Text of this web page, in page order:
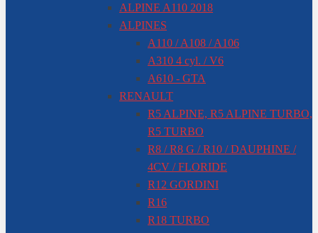
ALPINE A110 2018
ALPINES
A110 / A108 / A106
A310 4 cyl. / V6
A610 - GTA
RENAULT
R5 ALPINE, R5 ALPINE TURBO,
R5 TURBO
R8 / R8 G / R10 / DAUPHINE /
4CV / FLORIDE
R12 GORDINI
R16
R18 TURBO